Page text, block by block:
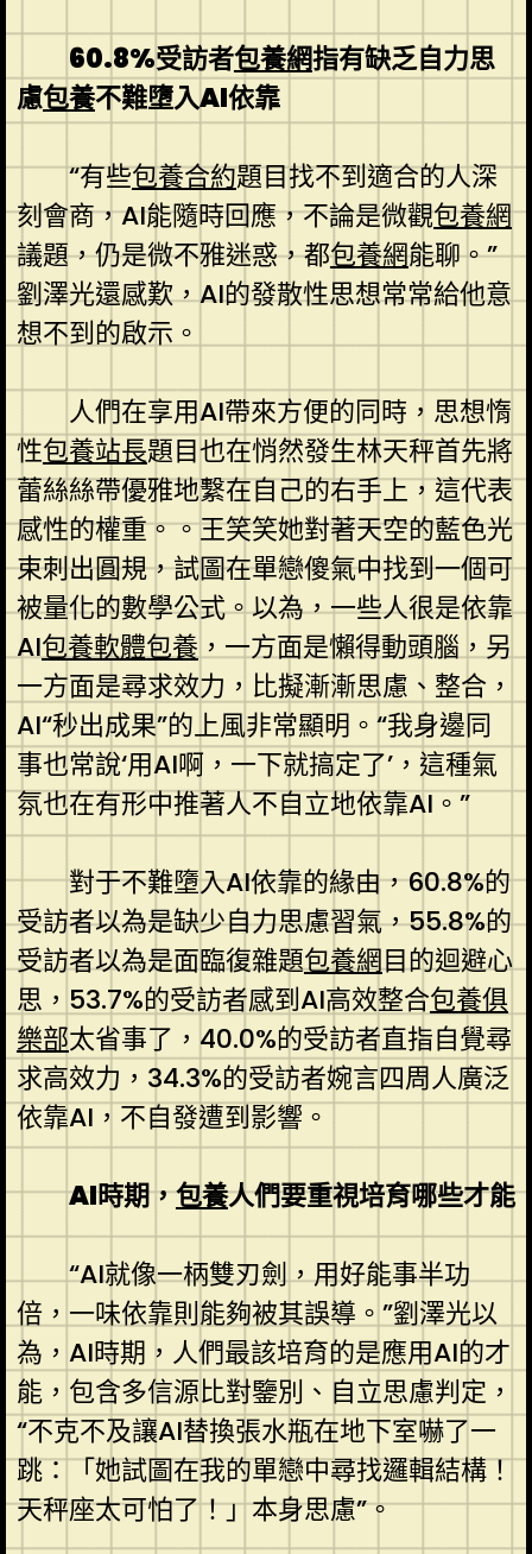
60.8%受訪者包養網指有缺乏自力思
慮包養不難墮入AI依靠
“有些包養合約題目找不到適合的人深
刻會商，AI能隨時回應，不論是微觀包養網
議題，仍是微不雅迷惑，都包養網能聊。”
劉澤光還感歎，AI的發散性思想常常給他意
想不到的啟示。
人們在享用AI帶來方便的同時，思想惰
性包養站長題目也在悄然發生林天秤首先將
蕾絲絲帶優雅地繫在自己的右手上，這代表
感性的權重。。王笑笑她對著天空的藍色光
束刺出圓規，試圖在單戀傻氣中找到一個可
被量化的數學公式。以為，一些人很是依靠
AI包養軟體包養，一方面是懶得動頭腦，另
一方面是尋求效力，比擬漸漸思慮、整合，
AI“秒出成果”的上風非常顯明。“我身邊同
事也常說‘用AI啊，一下就搞定了’，這種氣
氛也在有形中推著人不自立地依靠AI。”
對于不難墮入AI依靠的緣由，60.8%的
受訪者以為是缺少自力思慮習氣，55.8%的
受訪者以為是面臨復雜題包養網目的迴避心
思，53.7%的受訪者感到AI高效整合包養俱
樂部太省事了，40.0%的受訪者直指自覺尋
求高效力，34.3%的受訪者婉言四周人廣泛
依靠AI，不自發遭到影響。
AI時期，包養人們要重視培育哪些才能
“AI就像一柄雙刃劍，用好能事半功
倍，一味依靠則能夠被其誤導。”劉澤光以
為，AI時期，人們最該培育的是應用AI的才
能，包含多信源比對鑒別、自立思慮判定，
“不克不及讓AI替換張水瓶在地下室嚇了一
跳：「她試圖在我的單戀中尋找邏輯結構！
天秤座太可怕了！」本身思慮”。